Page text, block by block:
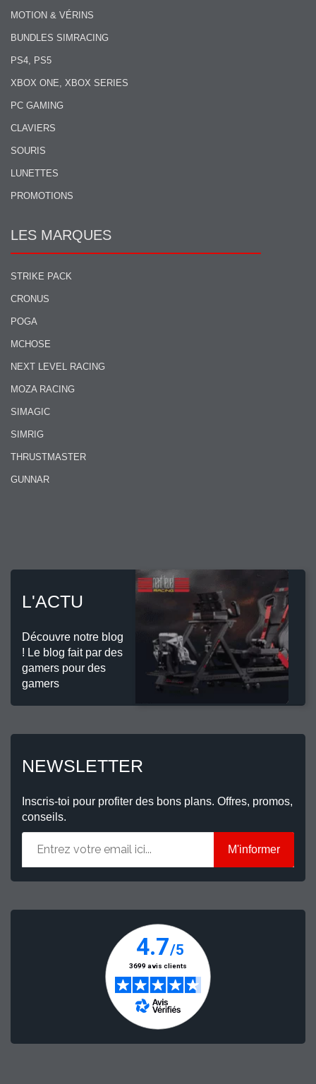
MOTION & VÉRINS
BUNDLES SIMRACING
PS4, PS5
XBOX ONE, XBOX SERIES
PC GAMING
CLAVIERS
SOURIS
LUNETTES
PROMOTIONS
LES MARQUES
STRIKE PACK
CRONUS
POGA
MCHOSE
NEXT LEVEL RACING
MOZA RACING
SIMAGIC
SIMRIG
THRUSTMASTER
GUNNAR
L'ACTU
Découvre notre blog
! Le blog fait par des
gamers pour des
gamers
NEWSLETTER
Inscris-toi pour profiter des bons plans. Offres, promos,
conseils.
M'informer